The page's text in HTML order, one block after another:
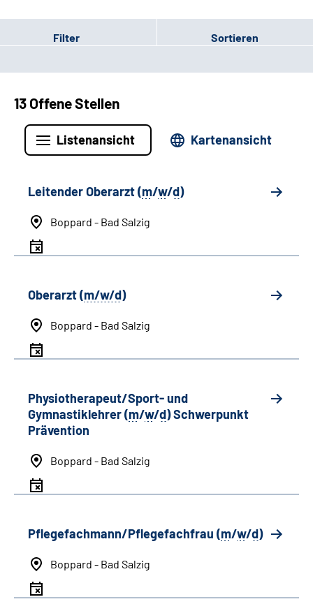
Filter Sortieren
13 Offene Stellen
Listenansicht Kartenansicht
Leitender Oberarzt (m/w/d)
Boppard - Bad Salzig
Oberarzt (m/w/d)
Boppard - Bad Salzig
Physiotherapeut/Sport- und
Gymnastiklehrer (m/w/d) Schwerpunkt
Prävention
Boppard - Bad Salzig
Pflegefachmann/Pflegefachfrau (m/w/d)
Boppard - Bad Salzig